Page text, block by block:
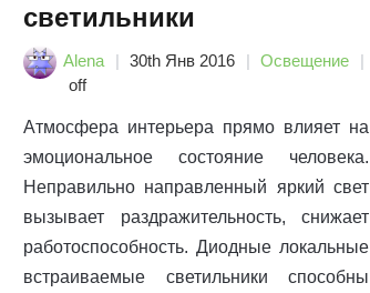
светильники
Alena 30th Янв 2016
Освещение
off
Атмосфера интерьера прямо влияет на
эмоциональное состояние человека.
Неправильно направленный яркий свет
вызывает раздражительность, снижает
работоспособность. Диодные локальные
встраиваемые светильники способны